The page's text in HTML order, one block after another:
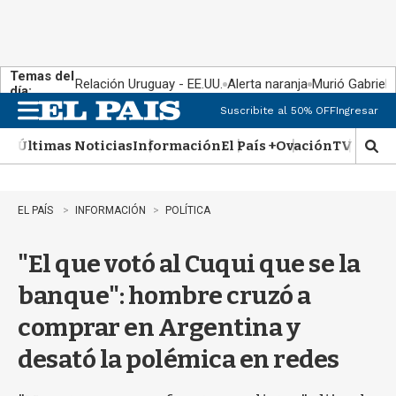
Temas del
día:
Relación Uruguay - EE.UU. Alerta naranja Murió Gabriel
n
u
Suscribite al 50% OFFIngresar
Últimas NoticiasInformaciónEl País +OvaciónTV Show
M
o
EL PAÍS INFORMACIÓN POLÍTICA
"El que votó al Cuqui que se la
banque": hombre cruzó a
comprar en Argentina y
desató la polémica en redes